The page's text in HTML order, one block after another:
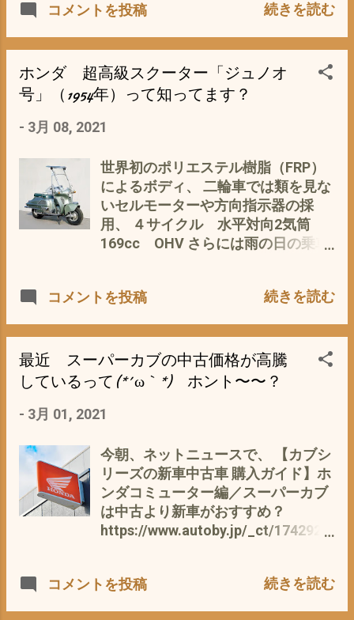
4本 も(ﾟ∀ﾟ) それも全部KTCで そ
学2年生 に 「なんか？ 増えてない
？？？工具」 って、聞くと、 「いい
や〜」って？ 明らかに、増えている
じゃないの〜〜 って、問い詰める
と、 買い足したそうで(*´ω｀*) あげ
嬉しそうに・・・・・・ 今まで隠
していたのか^^; で、ソケットレンチ
も KTC TONE SK11 と 同じサ
イズを別会社で(*´ω｀*) なんと贅沢
な＝無駄な・・・・ さらには、 ラチ
と？ (-_-)」 って尋ねると、 息子曰
で買ったので、イイだろう」 って・
ω・ 反抗期か？ しかし、そのお金っ
て、私が稼いだ金 じゃ？・・・・
^^; 道具は、 「 使うためにあるので
あって、集める＝コレクションのた
子に言い聞かせた＝指導したハズ
だが やはり、反抗期か・・・・・(-
_-) しかし、 おもえば、私にも、若
かりし頃（高校時代） そういった時
期があったような 私の場合 一眼レ
(^_^;) なんせ、 カール ツアイスT
コメントを投稿 続きを読む
ホンダ 超高級スクーター「ジュノオ
号」（1954年）って知ってます？
- 3月 08, 2021
世界初のポリエステル樹脂（FRP）
によるボディ、 二輪車では類を見な
いセルモーターや方向指示器の採
用、 ４サイクル 水平対向2気筒
169cc OHV さらには雨の日の乗車
意欲作 当時のチラシ ホンダさんも、
ですが(*´ω｀*) ご察しのとおり、フ
ルカウル フルキャノピーのスクタ
ーなので、 重くって、走らなくっ
万円 今なら、多分100 万以上の感じ
も・・・・・・・・・ 庶民の手に負
える モノでは・・・・・・・ 1950
年代って言えば、日本の高度成長が
始まったばかり、 豊かになりつつあ
るとは、いえ まだまだ その当時
産を終了(*´ω｀*) 逆に、あの当時
コメントを投稿 続きを読む
最近 スーパーカブの中古価格が高騰
しているって(*´ω｀*) ホント〜〜？
- 3月 01, 2021
今朝、ネットニュースで、 【カブシ
リーズの新車中古車 購入ガイド】ホ
ンダコミューター編／スーパーカブ
は中古より新車がおすすめ？
https://www.autoby.jp/_ct/1742926
く なっています。 なので、中古市場
コメントを投稿 続きを読む